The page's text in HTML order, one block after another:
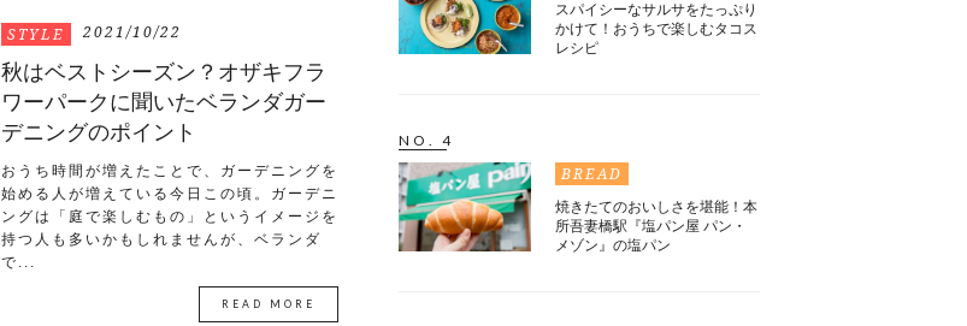
STYLE 2021/10/22
秋はベストシーズン？オザキフラ
ワーパークに聞いたベランダガー
デニングのポイント
おうち時間が増えたことで、ガーデニングを
始める人が増えている今日この頃。ガーデニ
ングは「庭で楽しむもの」というイメージを
持つ人も多いかもしれませんが、ベランダ
で...
READ MORE
スパイシーなサルサをたっぷり
かけて！おうちで楽しむタコス
レシピ
NO. 4
BREAD
焼きたてのおいしさを堪能！本
所吾妻橋駅『塩パン屋 パン・
メゾン』の塩パン